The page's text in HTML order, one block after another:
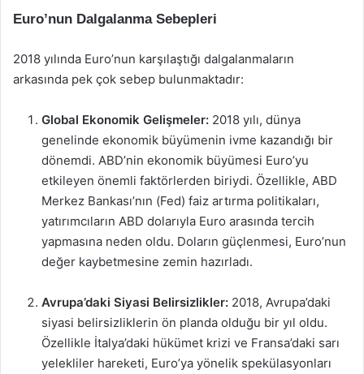
Euro’nun Dalgalanma Sebepleri
2018 yılında Euro’nun karşılaştığı dalgalanmaların
arkasında pek çok sebep bulunmaktadır:
Global Ekonomik Gelişmeler: 2018 yılı, dünya
genelinde ekonomik büyümenin ivme kazandığı bir
dönemdi. ABD’nin ekonomik büyümesi Euro’yu
etkileyen önemli faktörlerden biriydi. Özellikle, ABD
Merkez Bankası’nın (Fed) faiz artırma politikaları,
yatırımcıların ABD dolarıyla Euro arasında tercih
yapmasına neden oldu. Doların güçlenmesi, Euro’nun
değer kaybetmesine zemin hazırladı.
Avrupa’daki Siyasi Belirsizlikler: 2018, Avrupa’daki
siyasi belirsizliklerin ön planda olduğu bir yıl oldu.
Özellikle İtalya’daki hükümet krizi ve Fransa’daki sarı
yelekliler hareketi, Euro’ya yönelik spekülasyonları